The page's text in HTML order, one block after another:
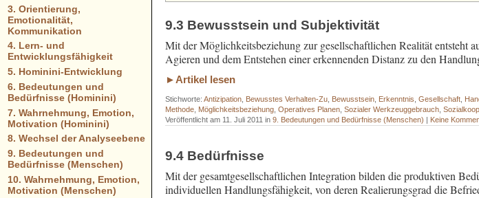
9.3 Bewusstsein und Subjektivität
Mit der Möglichkeitsbeziehung zur gesellschaftlichen Realität entsteht
Agieren und dem Entstehen einer erkennenden Distanz zu den
►Artikel lesen
Stichworte:Antizipation Bewusstes Verhalten-Zu Bewusstsein Erkenntnis ,Gesellschaft
Methode Möglichkeitsbeziehung ,Operatives Planen ,Sozialer Werkzeuggebrauch ,
Veröffentlicht am 11. Juli 2011 in9. Bedeutungen und Bedürfnisse (Menschen) | Keine
9.4 Bedürfnisse
Mit der gesamtgesellschaftlichen Integration bilden die produktiven
individuellen Handlungsfähigkeit, von deren Realierungsgrad die
3. Orientierung,
Emotionalität,
Kommunikation
4. Lern- und
Entwicklungsfähigkeit
5. Hominini-Entwicklung
6. Bedeutungen und
Bedürfnisse (Hominini)
7. Wahrnehmung, Emotion,
Motivation (Hominini)
8. Wechsel der Analyseebene
9. Bedeutungen und
Bedürfnisse (Menschen)
10. Wahrnehmung, Emotion,
Motivation (Menschen)